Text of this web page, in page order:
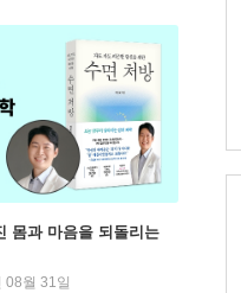
몸과 마음을 되돌리는
월 31일